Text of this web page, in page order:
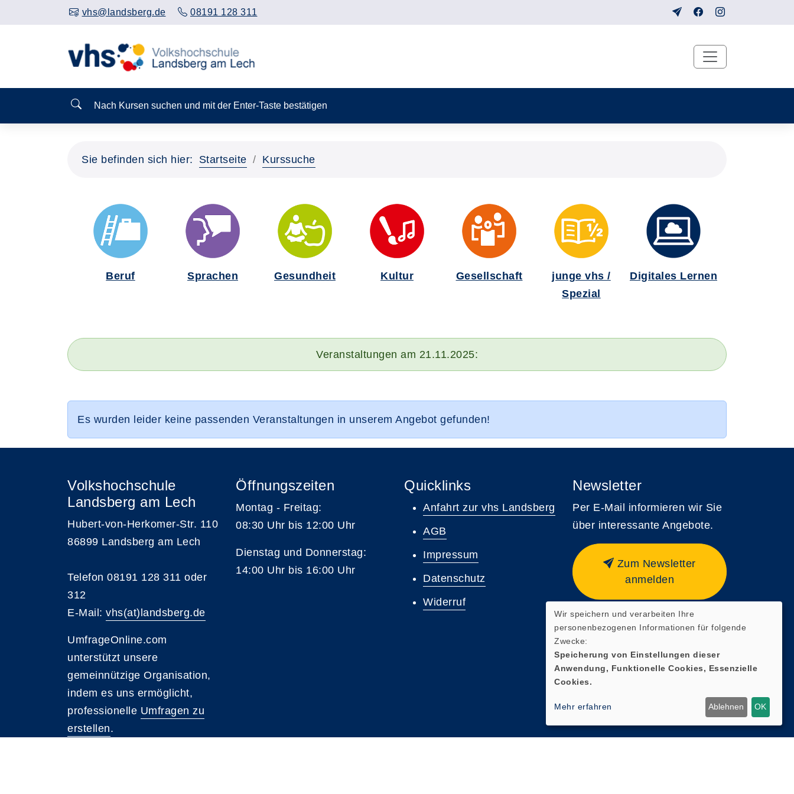
vhs@landsberg.de 08191 128 311
Nach Kursen suchen und mit der Enter-Taste bestätigen
Sie befinden sich hier: Startseite Kurssuche
Beruf Sprachen Gesundheit Kultur Gesellschaft
junge vhs /
Spezial
Digitales Lernen
Veranstaltungen am 21.11.2025:
Es wurden leider keine passenden Veranstaltungen in unserem Angebot gefunden!
Volkshochschule
Landsberg am Lech
Hubert-von-Herkomer-Str. 110
86899 Landsberg am Lech
Telefon 08191 128 311 oder
312
E-Mail: vhs(at)landsberg.de
UmfrageOnline.com
unterstützt unsere
gemeinnützige Organisation,
indem es uns ermöglicht,
professionelle Umfragen zu
erstellen.
Öffnungszeiten
Montag - Freitag:
08:30 Uhr bis 12:00 Uhr
Dienstag und Donnerstag:
14:00 Uhr bis 16:00 Uhr
Quicklinks
Anfahrt zur vhs Landsberg
AGB
Impressum
Datenschutz
Widerruf
Newsletter
Per E-Mail informieren wir Sie
über interessante Angebote.
Zum Newsletter
anmelden
Wir speichern und verarbeiten Ihre
personenbezogenen Informationen für folgende
Zwecke:
Speicherung von Einstellungen dieser
Anwendung, Funktionelle Cookies, Essenzielle
Cookies.
Mehr erfahren Ablehnen OK